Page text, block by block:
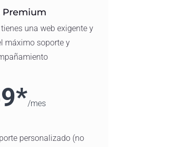
Premium
una web exigente y
máximo soporte y
/mes
personalizado (no